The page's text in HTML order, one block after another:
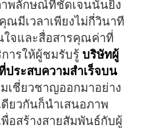
าพลักษณ์ที่ชัดเจนนั้นยิ่ง
ณมีเวลาเพียงไม่กี่วินาที
ใจและสื่อสารคุณค่าที่
ารให้ผู้ชมรับรู้ บริษัทผู้
ประสบความสำเร็จบน
เชี่ยวชาญออกมาอย่าง
ยวกันก็นำเสนอภาพ
อสร้างสายสัมพันธ์กับผู้